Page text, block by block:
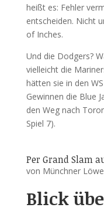
heißt es: Fehler
entscheiden. Nicht
of Inches.
Und die Dodgers?
vielleicht die
hätten sie in den
Gewinnen die Blue
den Weg nach
Spiel 7).
Per Grand Slam
von Münchner Löwe
Blick